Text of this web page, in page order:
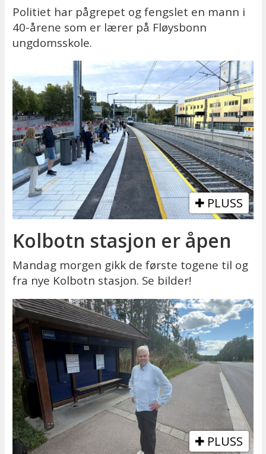
Politiet har pågrepet og fengslet en mann i
40-årene som er lærer på Fløysbonn
ungdomsskole.
PLUSS
Kolbotn stasjon er åpen
Mandag morgen gikk de første togene til og
fra nye Kolbotn stasjon. Se bilder!
PLUSS